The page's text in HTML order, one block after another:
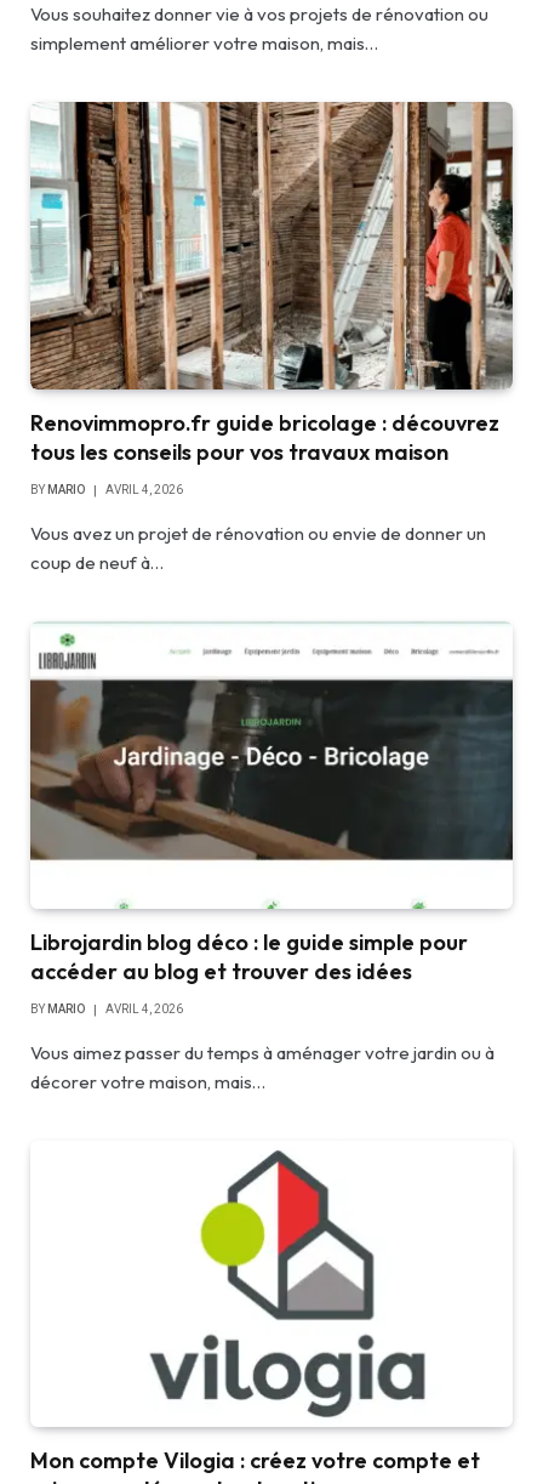
Vous souhaitez donner vie à vos projets de rénovation ou
simplement améliorer votre maison, mais…
Renovimmopro.fr guide bricolage : découvrez
tous les conseils pour vos travaux maison
BY MARIO AVRIL 4, 2026
Vous avez un projet de rénovation ou envie de donner un
coup de neuf à…
Librojardin blog déco : le guide simple pour
accéder au blog et trouver des idées
BY MARIO AVRIL 4, 2026
Vous aimez passer du temps à aménager votre jardin ou à
décorer votre maison, mais…
Mon compte Vilogia : créez votre compte et